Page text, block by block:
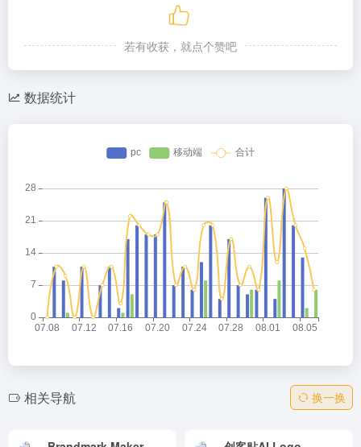
若有收获，就点个赞吧
数据统计
相关导航 换一换